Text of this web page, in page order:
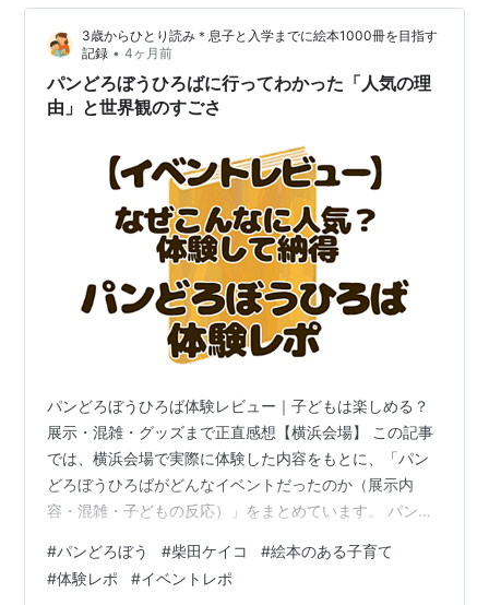
再現できちゃうのが楽しそう。ボックスに入っているセ
ットっていうのも、ちょっと特別感があっていいよね。
それにしても、あの何とも言えない絶妙な表情がパペッ
トでどう表現されているのか、すごく気になるよ…
3歳からひとり読み＊息子と入学までに絵本1000冊を目指す
記録 • 4ヶ月前
パンどろぼうひろばに行ってわかった「人気の理
由」と世界観のすごさ
パンどろぼうひろば体験レビュー｜子どもは楽しめる？
展示・混雑・グッズまで正直感想【横浜会場】 この記事
では、横浜会場で実際に体験した内容をもとに、「パン
どろぼうひろばがどんなイベントだったのか（展示内
容・混雑・子どもの反応）」をまとめています。 パンど
ば」に行ってきました。 今回、絵本の体験型イベントに
参加するのは初めて。 「どんな雰囲気なんだろう？」と
#パンどろぼう #柴田ケイコ #絵本のある子育て
#体験レポ #イベントレポ